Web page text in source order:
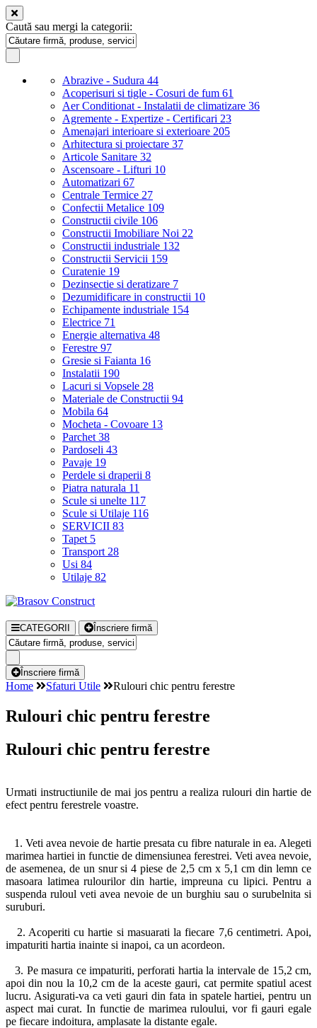
Caută sau mergi la categorii:
Abrazive - Sudura 44
Acoperisuri si tigle - Cosuri de fum 61
Aer Conditionat - Instalatii de climatizare 36
Agremente - Expertize - Certificari 23
Amenajari interioare si exterioare 205
Arhitectura si proiectare 37
Articole Sanitare 32
Ascensoare - Lifturi 10
Automatizari 67
Centrale Termice 27
Confectii Metalice 109
Constructii civile 106
Constructii Imobiliare Noi 22
Constructii industriale 132
Constructii Servicii 159
Curatenie 19
Dezinsectie si deratizare 7
Dezumidificare in constructii 10
Echipamente industriale 154
Electrice 71
Energie alternativa 48
Ferestre 97
Gresie si Faianta 16
Instalatii 190
Lacuri si Vopsele 28
Materiale de Constructii 94
Mobila 64
Mocheta - Covoare 13
Parchet 38
Pardoseli 43
Pavaje 19
Perdele si draperii 8
Piatra naturala 11
Scule si unelte 117
Scule si Utilaje 116
SERVICII 83
Tapet 5
Transport 28
Usi 84
Utilaje 82
CATEGORII Înscriere firmă
Înscriere firmă
Home Sfaturi Utile Rulouri chic pentru ferestre
Rulouri chic pentru ferestre
Rulouri chic pentru ferestre
Urmati instructiunile de mai jos pentru a realiza rulouri din hartie de
efect pentru ferestrele voastre.
1. Veti avea nevoie de hartie presata cu fibre naturale in ea. Alegeti
marimea hartiei in functie de dimensiunea ferestrei. Veti avea nevoie,
de asemenea, de un snur si 4 piese de 2,5 cm x 5,1 cm din lemn ce
masoara latimea rulourilor din hartie, impreuna cu lipici. Pentru a
suspenda ruloul veti avea nevoie de un burghiu sau o surubelnita si
suruburi.
2. Acoperiti cu hartie si masuarati la fiecare 7,6 centimetri. Apoi,
impaturiti hartia inainte si inapoi, ca un acordeon.
3. Pe masura ce impaturiti, perforati hartia la intervale de 15,2 cm,
apoi din nou la 10,2 cm de la aceste gauri, cat permite spatiul acest
lucru. Asigurati-va ca veti gauri din fata in spatele hartiei, pentru un
aspect mai curat. In functie de marimea ruloului, vor fi gauri egale
pe fiecare indoitura, amplasate la distante egale.